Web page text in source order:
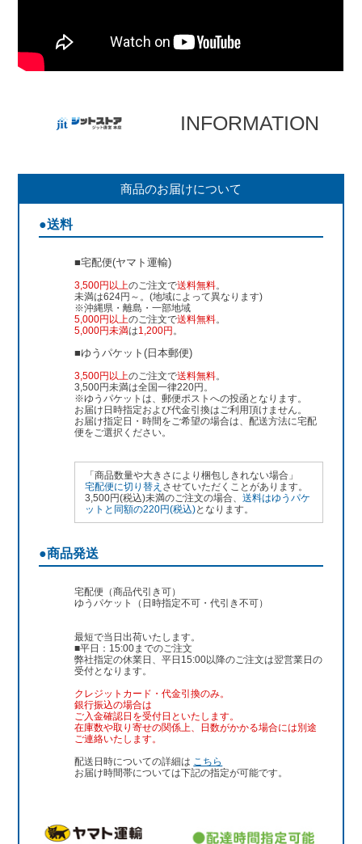
INFORMATION
商品のお届けについて
●送料
■宅配便(ヤマト運輸)
3,500円以上のご注文で送料無料。
未満は624円～。(地域によって異なります)
※沖縄県・離島・一部地域
5,000円以上のご注文で送料無料。
5,000円未満は1,200円 。
■ゆうパケット(日本郵便)
3,500円以上のご注文で送料無料。
3,500円未満は全国一律220円。
※ゆうパケットは、郵便ポストへの投函となります。
お届け日時指定および代金引換はご利用頂けません。
お届け指定日・時間をご希望の場合は、配送方法に宅配
便をご選択ください。
「商品数量や大きさにより梱包しきれない場合」
宅配便に切り替え させていただくことがあります。
3,500円(税込)未満のご注文の場合、送料はゆうパケ
ットと同額の220円(税込)となります。
●商品発送
宅配便（商品代引き可）
ゆうパケット（日時指定不可・代引き不可）
最短で当日出荷いたします。
■平日：15:00までのご注文
弊社指定の休業日、平日15:00以降のご注文は翌営業日の
受付となります。
クレジットカード・代金引換のみ。
銀行振込の場合は
ご入金確認日を受付日といたします。
在庫数や取り寄せの関係上、日数がかかる場合には別途
ご連絡いたします。
配送日時についての詳細は こちら
お届け時間帯については下記の指定が可能です。